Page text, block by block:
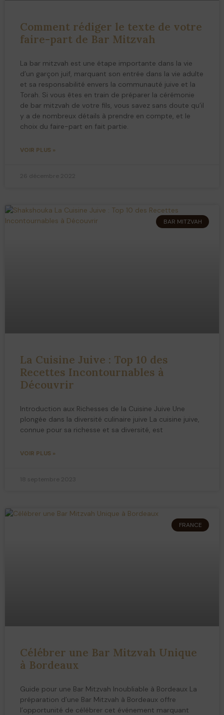
Comment rédiger le texte de votre
faire-part de Bar Mitzvah
La bar mitzvah est une étape importante dans la vie
d’un garçon juif, marquant son entrée dans la vie adulte
et sa responsabilité envers la communauté juive et la
Torah. Si vous êtes en train de préparer la cérémonie
de bar mitzvah de votre fils, vous savez sans doute qu’il
y a de nombreux détails à prendre en compte, et le
choix du faire-part en fait partie.
VOIR PLUS »
26 décembre 2022
BAR MITZVAH
La Cuisine Juive : Top 10 des
Recettes Incontournables à
Découvrir
Introduction aux Richesses de la Cuisine Juive Une
plongée dans la diversité culinaire juive La cuisine juive,
connue pour sa richesse et sa diversité, est
VOIR PLUS »
18 septembre 2023
FRANCE
Célébrer une Bar Mitzvah Unique
à Bordeaux
Guide pour une Bar Mitzvah Inoubliable à Bordeaux La
préparation d’une Bar Mitzvah à Bordeaux offre
l’opportunité de célébrer cet événement marquant